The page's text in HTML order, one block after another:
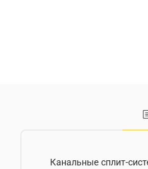
Канальные сплит-